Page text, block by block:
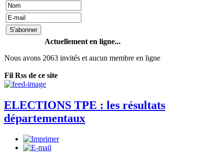
Actuellement en ligne...
Nous avons 2063 invités et aucun membre en ligne
Fil Rss de ce site
ELECTIONS TPE : les résultats
départementaux